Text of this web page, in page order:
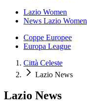
Lazio Women
News Lazio Women
Coppe Europee
Europa League
Città Celeste
Lazio News
Lazio News